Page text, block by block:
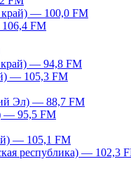
край) — 100,0 FM
106,4 FM
— 94,8 FM
— 105,3 FM
Эл) — 88,7 FM
— 95,5 FM
— 105,1 FM
республика) — 102,3